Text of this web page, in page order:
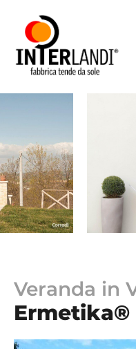
Veranda in
Ermetika®